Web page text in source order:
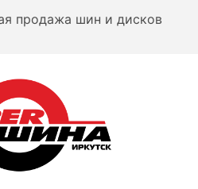
продажа шин и дисков